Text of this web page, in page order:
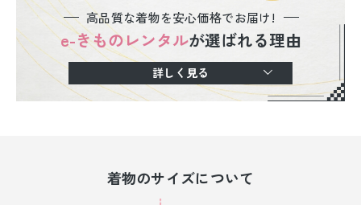
高品質な着物を安心価格でお届け!
e-きものレンタルが選ばれる理由
詳しく見る
着物のサイズについて